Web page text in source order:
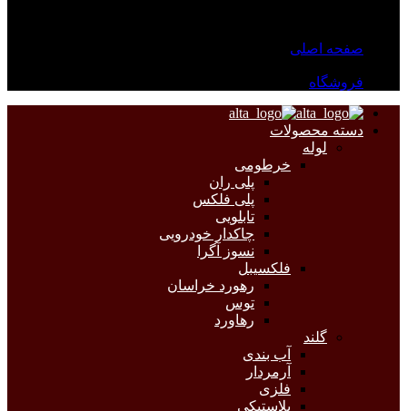
صفحه اصلی
فروشگاه
دسته محصولات
لوله
خرطومی
پلی ران
پلی فلکس
تابلویی
چاکدار خودرویی
نسوز آگرا
فلکسیبل
رهورد خراسان
توس
رهاورد
گلند
آب بندی
آرمردار
فلزی
پلاستیکی